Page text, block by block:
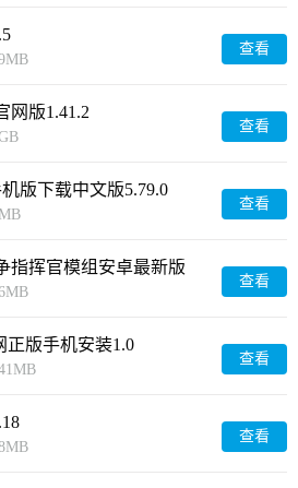
查看
网版1.41.2
查看
版下载中文版5.79.0
查看
指挥官模组安卓最新版
查看
正版手机安装1.0
查看
查看